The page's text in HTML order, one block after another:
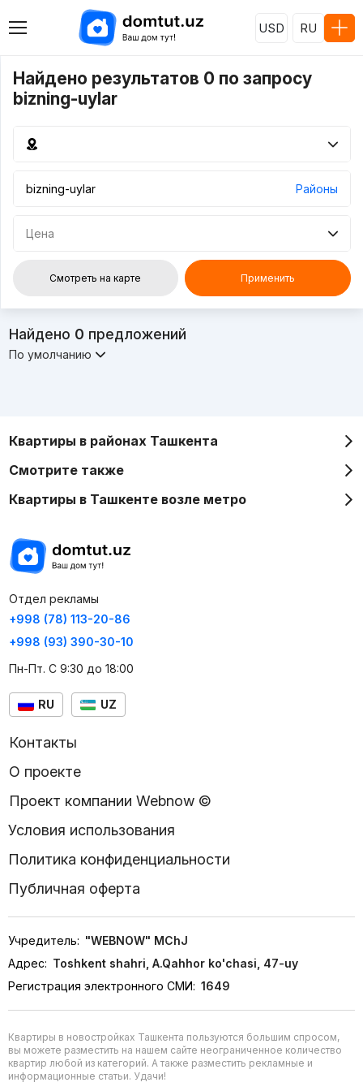
USD RU
Найдено результатов 0 по запросу
bizning-uylar
Районы
Цена
Смотреть на карте Применить
Найдено 0 предложений
По умолчанию
Квартиры в районах Ташкента
Смотрите также
Квартиры в Ташкенте возле метро
Отдел рекламы
+998 (78) 113-20-86
+998 (93) 390-30-10
Пн-Пт. С 9:30 до 18:00
RU UZ
Контакты
О проекте
Проект компании Webnow ©
Условия использования
Политика конфиденциальности
Публичная оферта
Учредитель: "WEBNOW" MChJ
Адрес: Toshkent shahri, A.Qahhor ko'chasi, 47-uy
Регистрация электронного СМИ: 1649
Квартиры в новостройках Ташкента пользуются большим спросом,
вы можете разместить на нашем сайте неограниченное количество
квартир любой из категорий. А также разместить рекламные и
информационные статьи. Удачи!